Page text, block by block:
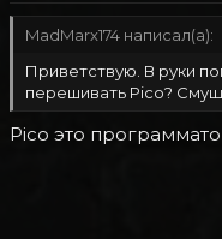
MadMarx174 написал(а):
Приветствую. В руки
перешивать Pico?
Pico это